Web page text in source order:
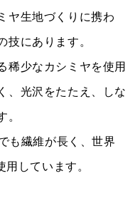
ヤ生地づくりに携わ
にあります。
稀少なカシミヤを使用
、光沢をたたえ、しな
も繊維が長く、世界
しています。